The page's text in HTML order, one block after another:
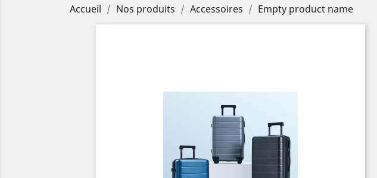
Accueil Nos produits Accessoires Empty product name